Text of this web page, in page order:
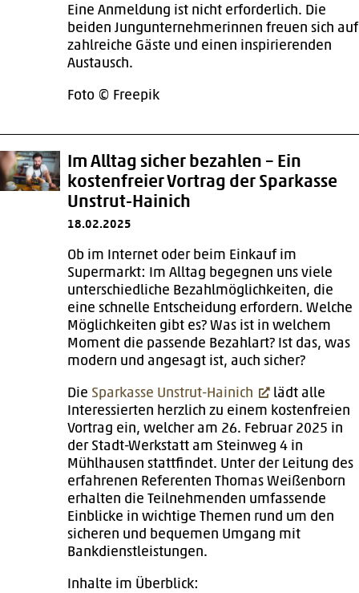
Eine Anmeldung ist nicht erforderlich. Die
beiden Jungunternehmerinnen freuen sich auf
zahlreiche Gäste und einen inspirierenden
Austausch.
Foto © Freepik
Im Alltag sicher bezahlen – Ein
kostenfreier Vortrag der Sparkasse
Unstrut-Hainich
18.02.2025
Ob im Internet oder beim Einkauf im
Supermarkt: Im Alltag begegnen uns viele
unterschiedliche Bezahlmöglichkeiten, die
eine schnelle Entscheidung erfordern. Welche
Möglichkeiten gibt es? Was ist in welchem
Moment die passende Bezahlart? Ist das, was
modern und angesagt ist, auch sicher?
Die Sparkasse Unstrut-Hainich
lädt alle
Interessierten herzlich zu einem kostenfreien
Vortrag ein, welcher am 26. Februar 2025 in
der Stadt-Werkstatt am Steinweg 4 in
Mühlhausen stattfindet. Unter der Leitung des
erfahrenen Referenten Thomas Weißenborn
erhalten die Teilnehmenden umfassende
Einblicke in wichtige Themen rund um den
sicheren und bequemen Umgang mit
Bankdienstleistungen.
Inhalte im Überblick: